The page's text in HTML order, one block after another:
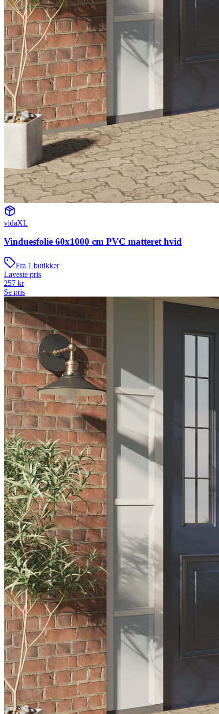
vidaXL
Vinduesfolie 60x1000 cm PVC matteret hvid
Fra 1 butikker
Laveste pris
257 kr
Se pris